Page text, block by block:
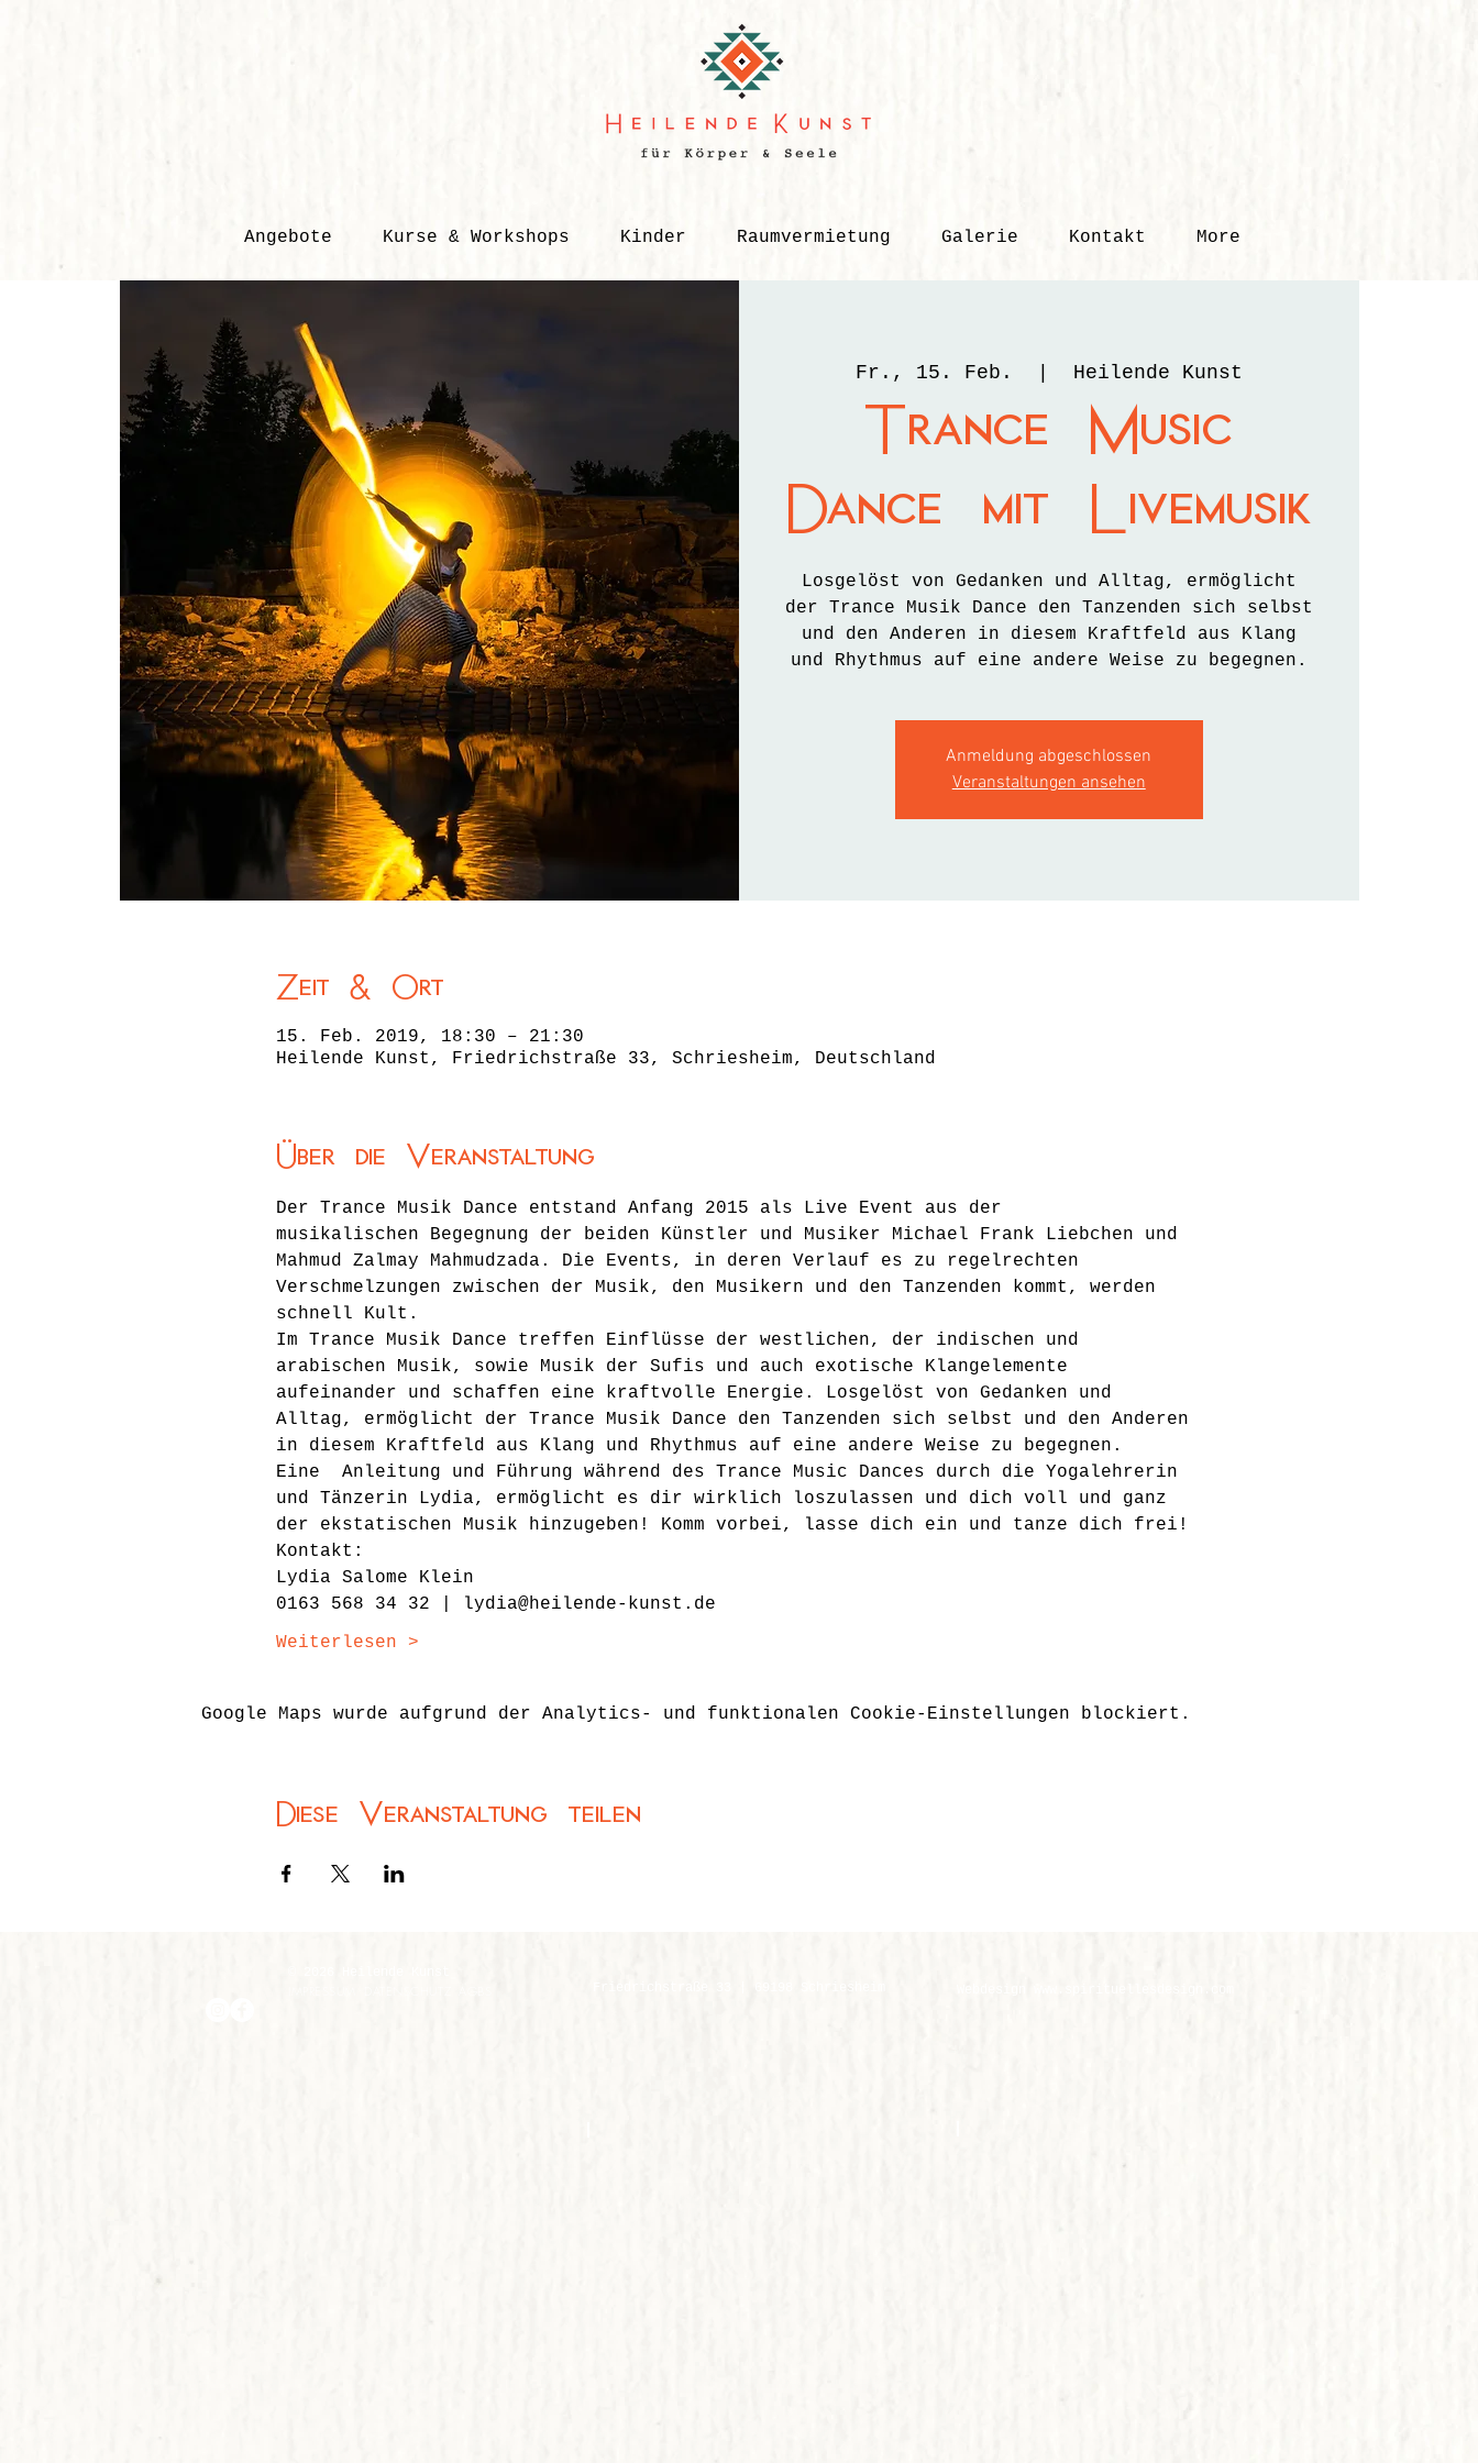
Angebote Kurse & Workshops Kinder Raumvermietung Galerie Kontakt More
Fr., 15. Feb. Heilende Kunst
Trance Music
Dance mit Livemusik
Losgelöst von Gedanken und Alltag, ermöglicht
der Trance Musik Dance den Tanzenden sich selbst
und den Anderen in diesem Kraftfeld aus Klang
und Rhythmus auf eine andere Weise zu begegnen.
Anmeldung abgeschlossen
Veranstaltungen ansehen
Zeit & Ort
15. Feb. 2019, 18:30 – 21:30
Heilende Kunst, Friedrichstraße 33, Schriesheim, Deutschland
Über die Veranstaltung
Der Trance Musik Dance entstand Anfang 2015 als Live Event aus der
musikalischen Begegnung der beiden Künstler und Musiker Michael Frank Liebchen und
Mahmud Zalmay Mahmudzada. Die Events, in deren Verlauf es zu regelrechten
Verschmelzungen zwischen der Musik, den Musikern und den Tanzenden kommt, werden
schnell Kult.
Im Trance Musik Dance treffen Einflüsse der westlichen, der indischen und
arabischen Musik, sowie Musik der Sufis und auch exotische Klangelemente
aufeinander und schaffen eine kraftvolle Energie. Losgelöst von Gedanken und
Alltag, ermöglicht der Trance Musik Dance den Tanzenden sich selbst und den Anderen
in diesem Kraftfeld aus Klang und Rhythmus auf eine andere Weise zu begegnen.
Eine  Anleitung und Führung während des Trance Music Dances durch die Yogalehrerin
und Tänzerin Lydia, ermöglicht es dir wirklich loszulassen und dich voll und ganz
der ekstatischen Musik hinzugeben! Komm vorbei, lasse dich ein und tanze dich frei!
Kontakt:
Lydia Salome Klein
0163 568 34 32 | lydia@heilende-kunst.de
Weiterlesen >
Google Maps wurde aufgrund der Analytics- und funktionalen Cookie-Einstellungen blockiert.
Diese Veranstaltung teilen